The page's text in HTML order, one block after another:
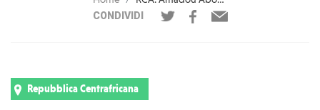
CONDIVIDI
Repubblica Centrafricana